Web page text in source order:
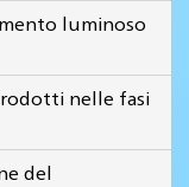
luminoso
nelle fasi
del